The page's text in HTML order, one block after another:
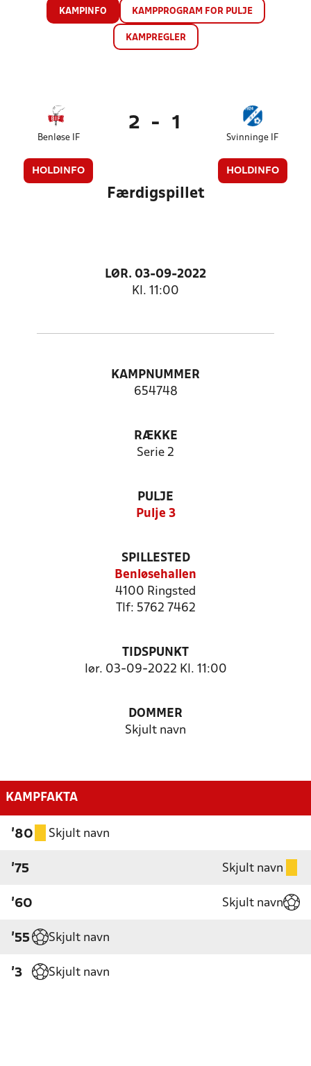
KAMPINFO KAMPPROGRAM FOR PULJE
KAMPREGLER
Benløse IF
HOLDINFO
2 - 1
Svinninge IF
HOLDINFO
Færdigspillet
LØR. 03-09-2022
Kl. 11:00
KAMPNUMMER
654748
RÆKKE
Serie 2
PULJE
Pulje 3
SPILLESTED
Benløsehallen
4100 Ringsted
Tlf: 5762 7462
TIDSPUNKT
lør. 03-09-2022 Kl. 11:00
DOMMER
Skjult navn
KAMPFAKTA
'80 Skjult navn
'75 Skjult navn
'60 Skjult navn
'55 Skjult navn
'3 Skjult navn